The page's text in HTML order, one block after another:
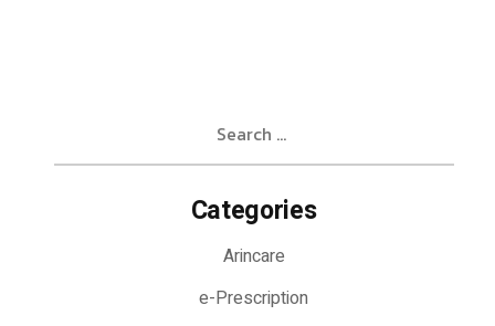
Categories
Arincare
e-Prescription